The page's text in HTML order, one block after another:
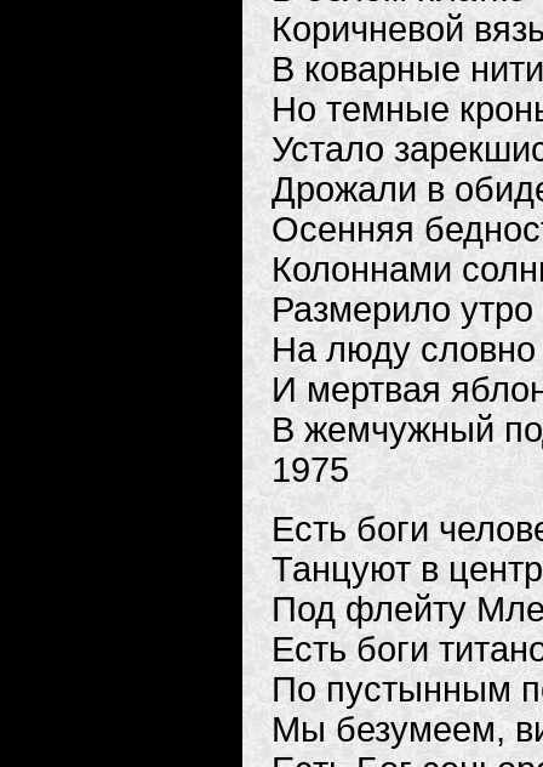
Коричневой
В коварные
Но темные
Устало
Дрожали в
Осенняя
Колоннами
Размерило утро
На люду словно
И мертвая
В жемчужный
1975
Есть боги
Танцуют в
Под флейту
Есть боги
По пустынным
Мы безумеем,